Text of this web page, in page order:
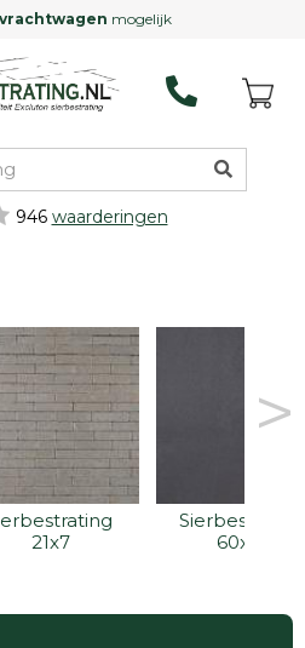
mogelijk
946 waarderingen
21x7
Sierbestrating
60x60
>